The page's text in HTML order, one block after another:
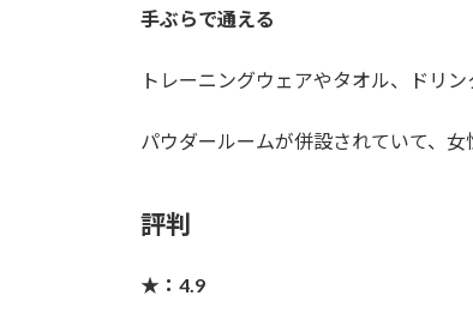
手ぶらで通える
トレーニングウェアやタオル、ドリ
パウダールームが併設されていて、女
評判
★：4.9